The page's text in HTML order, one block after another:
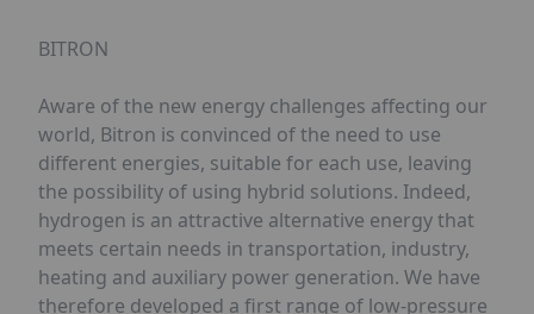
BITRON
Aware of the new energy challenges affecting our
world, Bitron is convinced of the need to use
different energies, suitable for each use, leaving
the possibility of using hybrid solutions. Indeed,
hydrogen is an attractive alternative energy that
meets certain needs in transportation, industry,
heating and auxiliary power generation. We have
therefore developed a first range of low-pressure